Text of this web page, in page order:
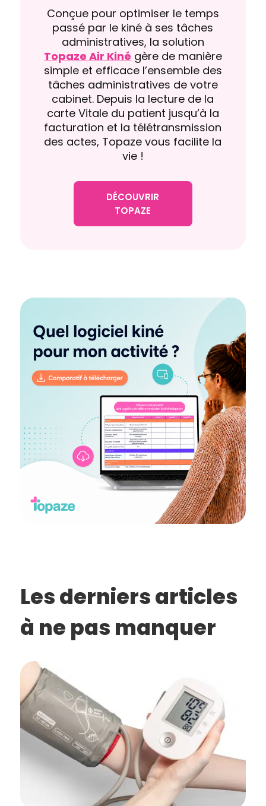
Conçue pour optimiser le temps
passé par le kiné à ses tâches
administratives, la solution
Topaze Air Kiné gère de manière
simple et efficace l’ensemble des
tâches administratives de votre
cabinet. Depuis la lecture de la
carte Vitale du patient jusqu’à la
facturation et la télétransmission
des actes, Topaze vous facilite la
vie !
DÉCOUVRIR
TOPAZE
Les derniers articles
à ne pas manquer